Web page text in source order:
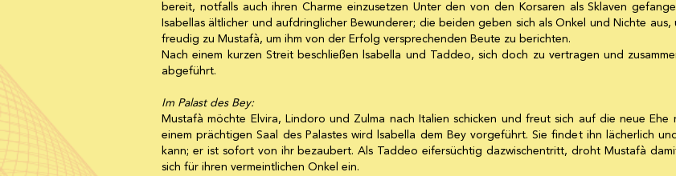
bereit, notfalls auch ihren Charme einzusetzen Unter den von den Korsaren als Sklaven
Isabellas ältlicher und aufdringlicher Bewunderer; die beiden geben sich als Onkel und Nichte
freudig zu Mustafà, um ihm von der Erfolg versprechenden Beute zu berichten.
Nach einem kurzen Streit beschließen lsabella und Taddeo, sich doch zu vertragen und
abgeführt.
Im Palast des Bey:
Mustafà möchte Elvira, Lindoro und Zulma nach Italien schicken und freut sich auf die neue
einem prächtigen Saal des Palastes wird lsabella dem Bey vorgeführt. Sie findet ihn lächerlich
kann; er ist sofort von ihr bezaubert. Als Taddeo eifersüchtig dazwischentritt, droht Mustafà
sich für ihren vermeintlichen Onkel ein.